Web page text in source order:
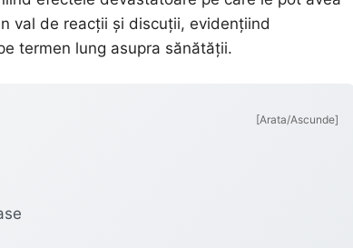
val de reacții și discuții, evidențiind
termen lung asupra sănătății.
[Arata/Ascunde]